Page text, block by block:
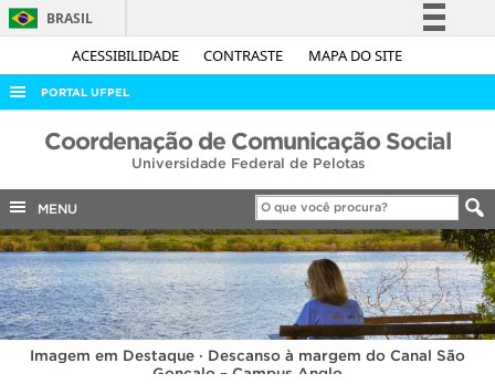
ACESSIBILIDADE CONTRASTE MAPA DO SITE
BRASIL
Simplifique!
Acesso à informação
Legislação
Canais
PORTAL UFPEL
ACESSO À INFORMAÇÃO
COBALTO
CONCURSOS
EDITAIS
INTERNACIONAL
OUVIDORIA
Coordenação de Comunicação Social
Universidade Federal de Pelotas
MENU
Imagem em Destaque · Descanso à margem do Canal São
Gonçalo – Campus Anglo